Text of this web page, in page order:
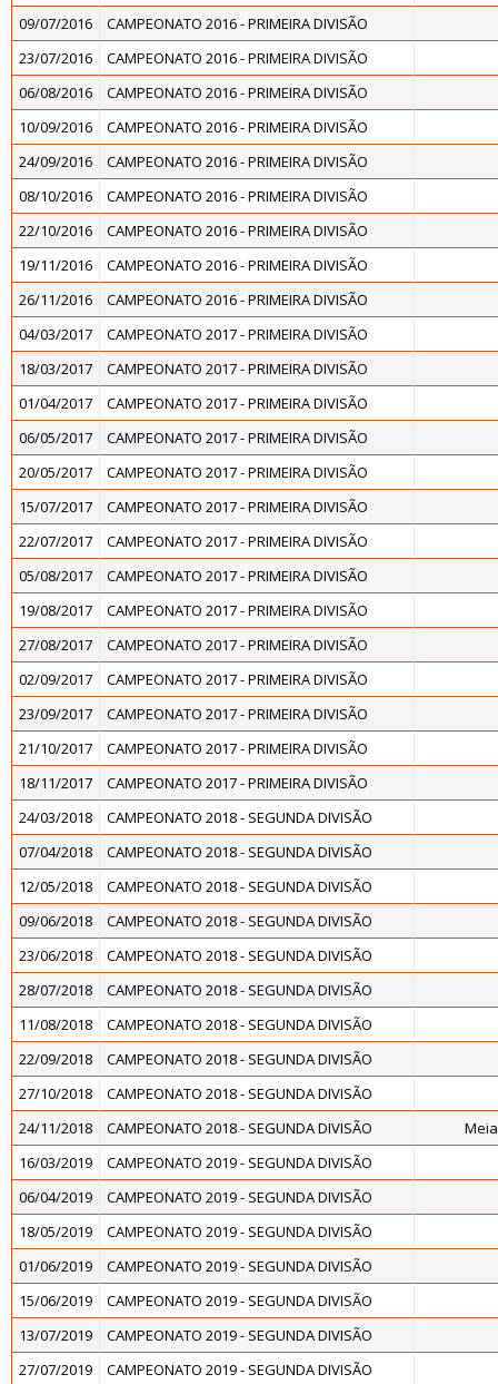
09/07/2016
CAMPEONATO 2016 - PRIMEIRA DIVISÃO
23/07/2016
CAMPEONATO 2016 - PRIMEIRA DIVISÃO
06/08/2016
CAMPEONATO 2016 - PRIMEIRA DIVISÃO
10/09/2016
CAMPEONATO 2016 - PRIMEIRA DIVISÃO
24/09/2016
CAMPEONATO 2016 - PRIMEIRA DIVISÃO
08/10/2016
CAMPEONATO 2016 - PRIMEIRA DIVISÃO
22/10/2016
CAMPEONATO 2016 - PRIMEIRA DIVISÃO
19/11/2016
CAMPEONATO 2016 - PRIMEIRA DIVISÃO
26/11/2016
CAMPEONATO 2016 - PRIMEIRA DIVISÃO
04/03/2017
CAMPEONATO 2017 - PRIMEIRA DIVISÃO
18/03/2017
CAMPEONATO 2017 - PRIMEIRA DIVISÃO
01/04/2017
CAMPEONATO 2017 - PRIMEIRA DIVISÃO
06/05/2017
CAMPEONATO 2017 - PRIMEIRA DIVISÃO
20/05/2017
CAMPEONATO 2017 - PRIMEIRA DIVISÃO
15/07/2017
CAMPEONATO 2017 - PRIMEIRA DIVISÃO
22/07/2017
CAMPEONATO 2017 - PRIMEIRA DIVISÃO
05/08/2017
CAMPEONATO 2017 - PRIMEIRA DIVISÃO
19/08/2017
CAMPEONATO 2017 - PRIMEIRA DIVISÃO
27/08/2017
CAMPEONATO 2017 - PRIMEIRA DIVISÃO
02/09/2017
CAMPEONATO 2017 - PRIMEIRA DIVISÃO
23/09/2017
CAMPEONATO 2017 - PRIMEIRA DIVISÃO
21/10/2017
CAMPEONATO 2017 - PRIMEIRA DIVISÃO
18/11/2017
CAMPEONATO 2017 - PRIMEIRA DIVISÃO
24/03/2018
CAMPEONATO 2018 - SEGUNDA DIVISÃO
07/04/2018
CAMPEONATO 2018 - SEGUNDA DIVISÃO
12/05/2018
CAMPEONATO 2018 - SEGUNDA DIVISÃO
09/06/2018
CAMPEONATO 2018 - SEGUNDA DIVISÃO
23/06/2018
CAMPEONATO 2018 - SEGUNDA DIVISÃO
28/07/2018
CAMPEONATO 2018 - SEGUNDA DIVISÃO
11/08/2018
CAMPEONATO 2018 - SEGUNDA DIVISÃO
22/09/2018
CAMPEONATO 2018 - SEGUNDA DIVISÃO
27/10/2018
CAMPEONATO 2018 - SEGUNDA DIVISÃO
24/11/2018
CAMPEONATO 2018 - SEGUNDA DIVISÃO
16/03/2019
CAMPEONATO 2019 - SEGUNDA DIVISÃO
06/04/2019
CAMPEONATO 2019 - SEGUNDA DIVISÃO
18/05/2019
CAMPEONATO 2019 - SEGUNDA DIVISÃO
01/06/2019
CAMPEONATO 2019 - SEGUNDA DIVISÃO
15/06/2019
CAMPEONATO 2019 - SEGUNDA DIVISÃO
13/07/2019
CAMPEONATO 2019 - SEGUNDA DIVISÃO
27/07/2019
CAMPEONATO 2019 - SEGUNDA DIVISÃO